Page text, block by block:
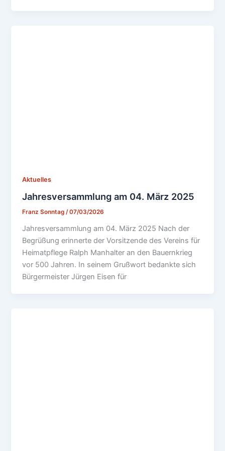
Aktuelles
Jahresversammlung am 04. März 2025
Franz Sonntag/07/03/2026
Jahresversammlung am 04. März 2025 Nach der
Begrüßung erinnerte der Vorsitzende des Vereins für
Heimatpflege Ralph Manhalter an den Bauernkrieg
vor 500 Jahren. In seinem Grußwort bedankte sich
Bürgermeister Jürgen Eisen für